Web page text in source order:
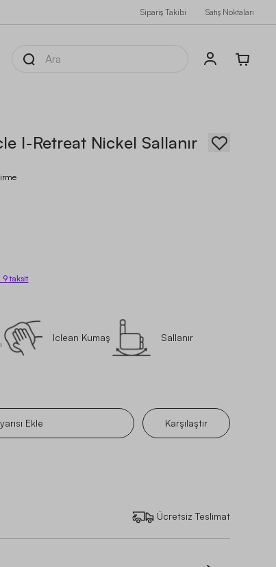
Sipariş Takibi Satış Noktaları
I-Retreat Nickel Sallanır
9taksit
Iclean Kumaş Sallanır
Ekle Karşılaştır
Ücretsiz Teslimat